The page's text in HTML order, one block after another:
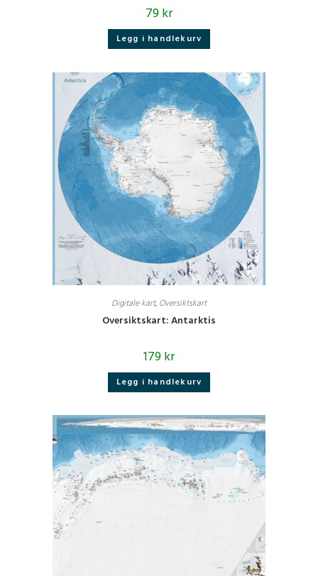
79kr
Legg i handlekurv
Digitale kart, Oversiktskart
Oversiktskart: Antarktis
179kr
Legg i handlekurv